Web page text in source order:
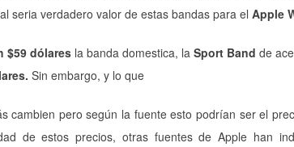
seria verdadero valor de estas bandas para el Apple
$59 dólares la banda domestica, la Sport Band de
Sin embargo, y lo que
pero según la fuente esto podrían ser el
de estos precios, otras fuentes de Apple han